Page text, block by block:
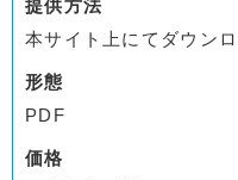
提供方法
本サイト上にてダウン
形態
PDF
価格